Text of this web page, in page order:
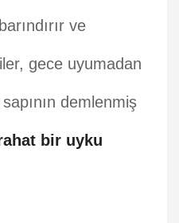
ve
gece uyumadan
demlenmiş
bir uyku